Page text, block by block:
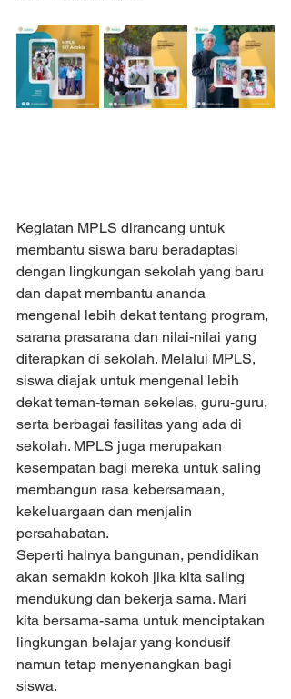
Kegiatan MPLS dirancang untuk
membantu siswa baru beradaptasi
dengan lingkungan sekolah yang baru
dan dapat membantu ananda
mengenal lebih dekat tentang program,
sarana prasarana dan nilai-nilai yang
diterapkan di sekolah. Melalui MPLS,
siswa diajak untuk mengenal lebih
dekat teman-teman sekelas, guru-guru,
serta berbagai fasilitas yang ada di
sekolah. MPLS juga merupakan
kesempatan bagi mereka untuk saling
membangun rasa kebersamaan,
kekeluargaan dan menjalin
persahabatan.
Seperti halnya bangunan, pendidikan
akan semakin kokoh jika kita saling
mendukung dan bekerja sama. Mari
kita bersama-sama untuk menciptakan
lingkungan belajar yang kondusif
namun tetap menyenangkan bagi
siswa.